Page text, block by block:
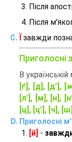
Після
Після
завжди
Приголосні
В українській
[ґ], [д], [д’],
[л’], [м], [н],
[ц], [ц’], [ч], [ш]
Приголосні
[й] -